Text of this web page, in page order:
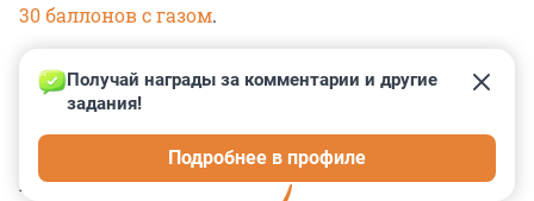
30 баллонов с газом.
КОММЕНТАРИИ 3
Получай награды за комментарии и другие
задания!
Подробнее в профиле